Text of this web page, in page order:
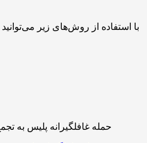
با استفاده از روش‌های زیر
حمله غافلگیرانه پلیس به